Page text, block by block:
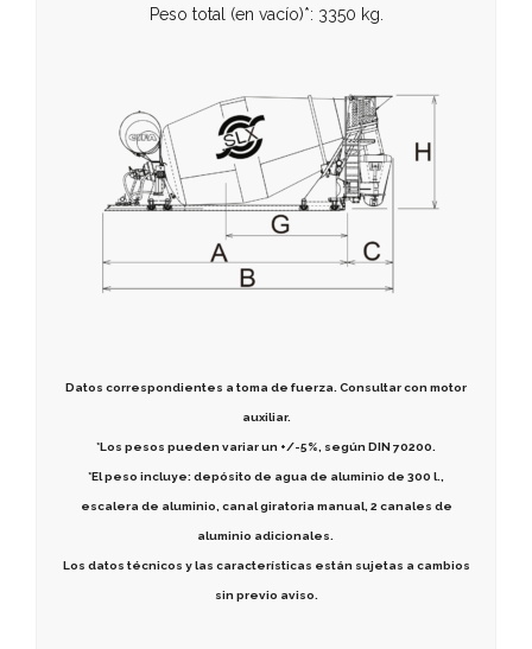
Peso total (en vacío)*: 3350 kg.
Datos correspondientes a toma de fuerza. Consultar con motor
auxiliar.
*Los pesos pueden variar un +/-5%, según DIN 70200.
*El peso incluye: depósito de agua de aluminio de 300 l.,
escalera de aluminio, canal giratoria manual, 2 canales de
aluminio adicionales.
Los datos técnicos y las características están sujetas a cambios
sin previo aviso.